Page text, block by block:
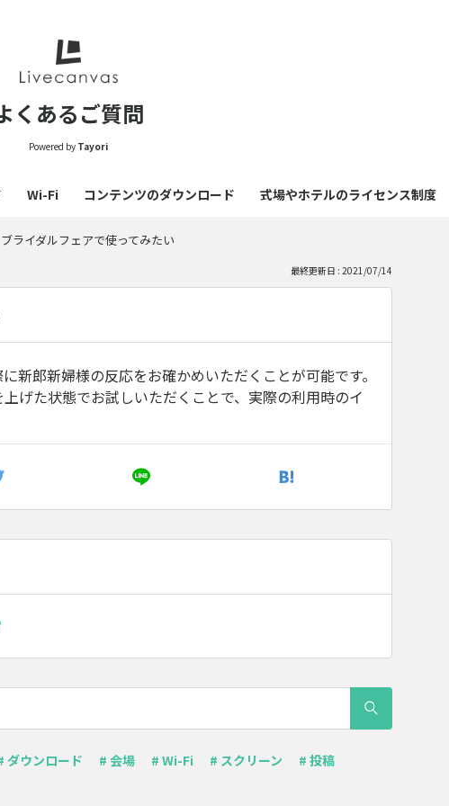
くあるご質問
Powered by Tayori
Wi-Fi コンテンツのダウンロード 式場やホテルのライセンス制度
ブライダルフェアで使ってみたい
最終更新日 : 2021/07/14
新郎新婦様の反応をお確かめいただくことが可能です。
げた状態でお試しいただくことで、実際の利用時のイ
ダウンロード # 会場 # Wi-Fi # スクリーン # 投稿